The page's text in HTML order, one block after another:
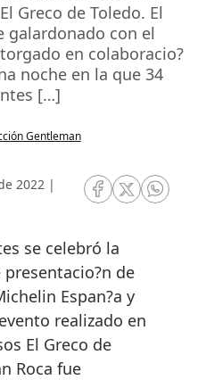
Greco de Toledo. El
galardonado con el
en colaboracio?
noche en la que 34
[…]
Gentleman
2022 |
RRSS Facebook
RRSSRRSS
de
Espan?a y
realizado en
El Greco de
Roca fue